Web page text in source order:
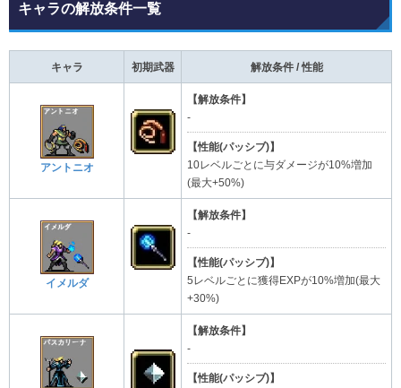
キャラの解放条件一覧​
キャラ 初期武器 解放条件 / 性能
アントニオ
【解放条件】
-
【性能(パッシブ)】
10レベルごとに与ダメージが10%増加
(最大+50%)
イメルダ
【解放条件】
-
【性能(パッシブ)】
5レベルごとに獲得EXPが10%増加(最大
+30%)
【解放条件】
-
【性能(パッシブ)】